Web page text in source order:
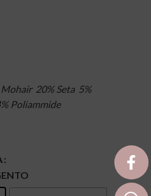
Mohair 20% Seta 5%
Poliammide